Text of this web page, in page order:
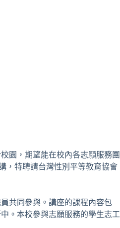
園，期望能在校內各志願服務團
，特聘請台灣性別平等教育協會
共同參與。講座的課程內容包
。本校參與志願服務的學生志工